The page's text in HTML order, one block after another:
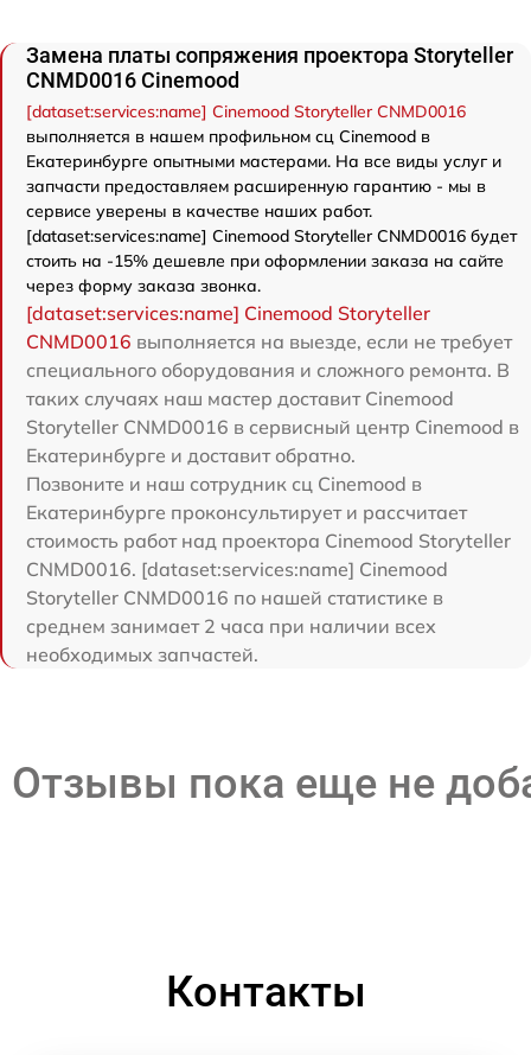
Замена платы сопряжения проектора Storyteller
CNMD0016 Cinemood
[dataset:services:name] Cinemood Storyteller CNMD0016
выполняется в нашем профильном сц Cinemood в
Екатеринбурге опытными мастерами. На все виды услуг и
запчасти предоставляем расширенную гарантию - мы в
сервисе уверены в качестве наших работ.
[dataset:services:name] Cinemood Storyteller CNMD0016 будет
стоить на -15% дешевле при оформлении заказа на сайте
через форму заказа звонка.
[dataset:services:name] Cinemood Storyteller
CNMD0016 выполняется на выезде, если не требует
специального оборудования и сложного ремонта. В
таких случаях наш мастер доставит Cinemood
Storyteller CNMD0016 в сервисный центр Cinemood в
Екатеринбурге и доставит обратно.
Позвоните и наш сотрудник сц Cinemood в
Екатеринбурге проконсультирует и рассчитает
стоимость работ над проектора Cinemood Storyteller
CNMD0016. [dataset:services:name] Cinemood
Storyteller CNMD0016 по нашей статистике в
среднем занимает 2 часа при наличии всех
необходимых запчастей.
Отзывы пока еще не
Контакты